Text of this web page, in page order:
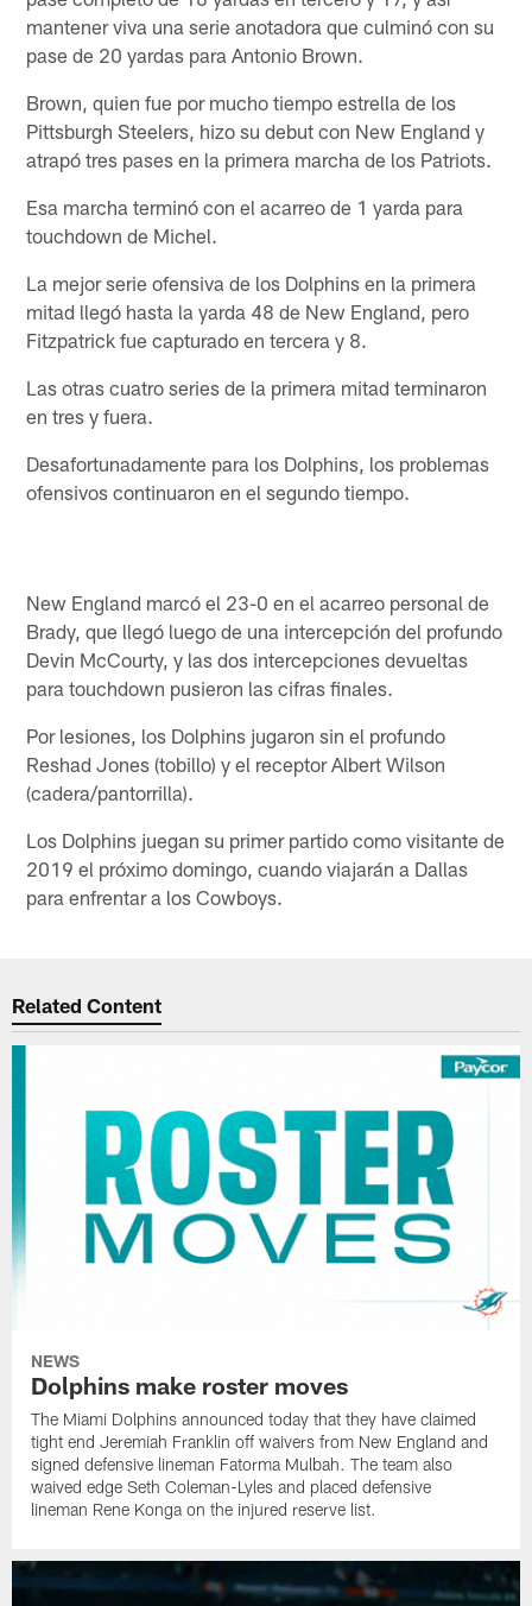
mantener viva una serie anotadora que culminó con su
pase de 20 yardas para Antonio Brown.
Brown, quien fue por mucho tiempo estrella de los
Pittsburgh Steelers, hizo su debut con New England y
atrapó tres pases en la primera marcha de los Patriots.
Esa marcha terminó con el acarreo de 1 yarda para
touchdown de Michel.
La mejor serie ofensiva de los Dolphins en la primera
mitad llegó hasta la yarda 48 de New England, pero
Fitzpatrick fue capturado en tercera y 8.
Las otras cuatro series de la primera mitad terminaron
en tres y fuera.
Desafortunadamente para los Dolphins, los problemas
ofensivos continuaron en el segundo tiempo.
New England marcó el 23-0 en el acarreo personal de
Brady, que llegó luego de una intercepción del profundo
Devin McCourty, y las dos intercepciones devueltas
para touchdown pusieron las cifras finales.
Por lesiones, los Dolphins jugaron sin el profundo
Reshad Jones (tobillo) y el receptor Albert Wilson
(cadera/pantorrilla).
Los Dolphins juegan su primer partido como visitante de
2019 el próximo domingo, cuando viajarán a Dallas
para enfrentar a los Cowboys.
Related Content
NEWS
Dolphins make roster moves
The Miami Dolphins announced today that they have claimed
tight end Jeremiah Franklin off waivers from New England and
signed defensive lineman Fatorma Mulbah. The team also
waived edge Seth Coleman-Lyles and placed defensive
lineman Rene Konga on the injured reserve list.